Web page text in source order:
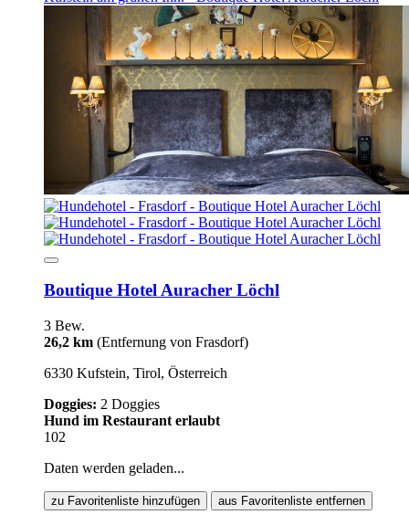
Boutique Hotel Auracher Löchl
3 Bew.
26,2 km (Entfernung von Frasdorf)
6330 Kufstein, Tirol, Österreich
Doggies: 2 Doggies
Hund im Restaurant erlaubt
102
Daten werden geladen...
zu Favoritenliste hinzufügen aus Favoritenliste entfernen